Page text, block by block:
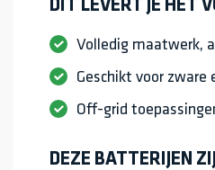
DIT LEVERT JE HET
Volledig maatwerk,
Geschikt voor
Off-grid
DEZE BATTERIJEN